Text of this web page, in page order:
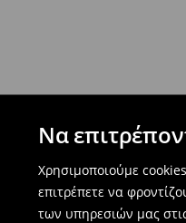
Να
Χρησιμοποιούμε
επιτρέπετε να
των υπηρεσιών μας